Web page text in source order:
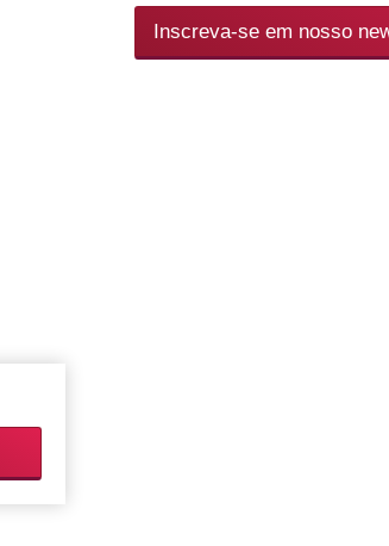
Inscreva-se em nosso